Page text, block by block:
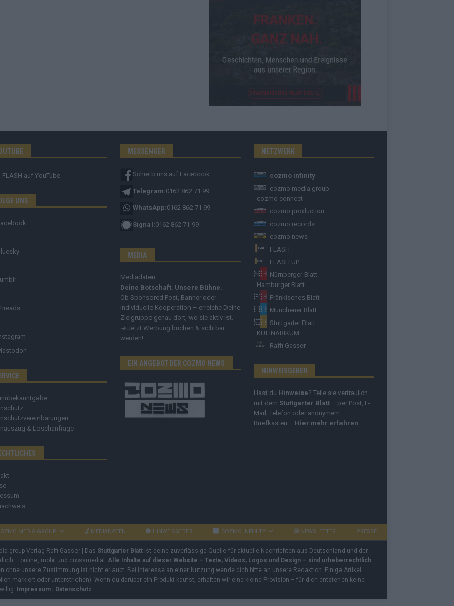
FLASH auf YouTube
UNS
& Löschanfrage
MESSENGER
Schreib uns auf Facebook
Telegram:0162 862 71 99
WhatsApp:0162 862 71 99
Signal:0162 862 71 99
MEDIA
Mediadaten
Deine Botschaft. Unsere Bühne.
Ob Sponsored Post, Banner oder
individuelle Kooperation – erreiche Deine
Zielgruppe genau dort, wo sie aktiv ist.
➔ Jetzt Werbung buchen & sichtbar
werden!
EIN ANGEBOT DER COZMO NEWS
NETZWERK
cozmo infinity
cozmo media group
cozmo connect
cozmo production
cozmo records
cozmo news
FLASH
FLASH UP
Nürnberger Blatt
Hamburger Blatt
Fränkisches Blatt
Münchener Blatt
Stuttgarter Blatt
KULINARIKUM.
Raffi Gasser
HINWEISGEBER
Hast du Hinweise? Teile sie vertraulich
mit dem Stuttgarter Blatt – per Post, E-
Mail, Telefon oder anonymem
Briefkasten – Hier mehr erfahren
MEDIA GROUP MEDIADATEN HINWEISGEBER COZMO INFINITY NEWSLETTER PRESSE
group Verlag Raffi Gasser | Das Stuttgarter Blatt ist deine zuverlässige Quelle für aktuelle Nachrichten aus Deutschland und der
– online, mobil und crossmedial. Alle Inhalte auf dieser Website – Texte, Videos, Logos und Design – sind urheberrechtlich
ohne unsere Zustimmung ist nicht erlaubt. Bei Interesse an einer Nutzung wende dich bitte an unsere Redaktion. Einige Artikel
markiert oder unterstrichen). Wenn du darüber ein Produkt kaufst, erhalten wir eine kleine Provision – für dich entstehen keine
Impressum | Datenschutz